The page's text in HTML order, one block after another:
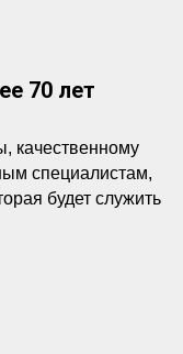
70 лет
качественному
специалистам,
будет служить